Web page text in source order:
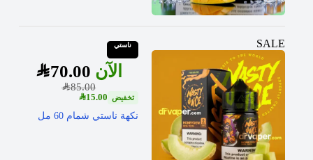
SALE ناستي
SAR85.00
SAR70.00
SAR15.00
نكهة ناستي شمام 60 مل